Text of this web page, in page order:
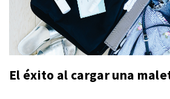
El éxito al cargar una